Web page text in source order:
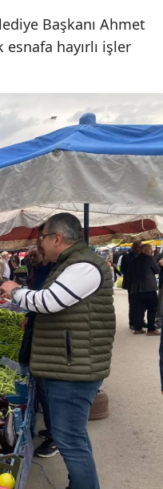
Gümüşhane
Hakkari
Isparta
Mersin
İstanbul
İzmir
Kars
Kastamonu
Kayseri
Kırklareli
Kırşehir
Kocaeli
Konya
Kütahya
Başkanı Ahmet
hayırlı işler